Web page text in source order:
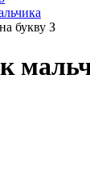
букву З